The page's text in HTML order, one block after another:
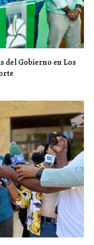
del Gobierno en Los